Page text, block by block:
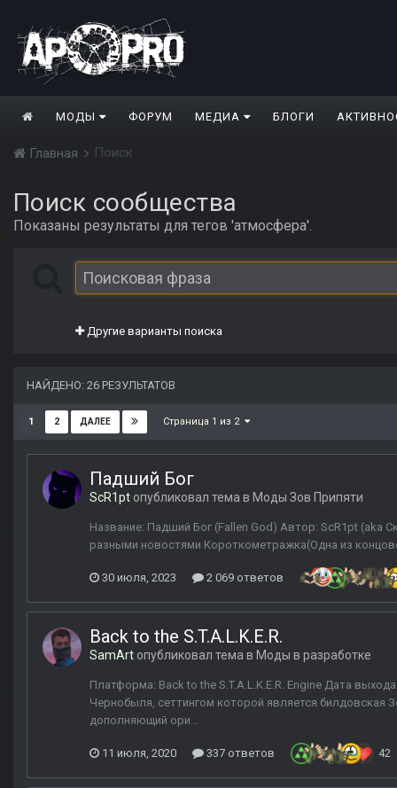
МОДЫ ФОРУМ МЕДИА БЛОГИ
Главная Поиск
Поиск сообщества
Показаны результаты для тегов 'атмосфера'.
Другие варианты поиска
НАЙДЕНО: 26 РЕЗУЛЬТАТОВ
1 2 ДАЛЕЕ Страница 1 из 2
Падший Бог
ScR1pt опубликовал тема в Моды Зов Припяти
Название: Падший Бог (Fallen God) Автор: ScR1pt (aka
разными новостями Короткометражка(Одна из
30 июля, 2023 2 069 ответов
Back to the S.T.A.L.K.E.R.
SamArt опубликовал тема в Моды в разработке
Платформа: Back to the S.T.A.L.K.E.R. Engine Дата
Чернобыля, сеттингом которой является
дополняющий ори...
11 июля, 2020 337 ответов 42